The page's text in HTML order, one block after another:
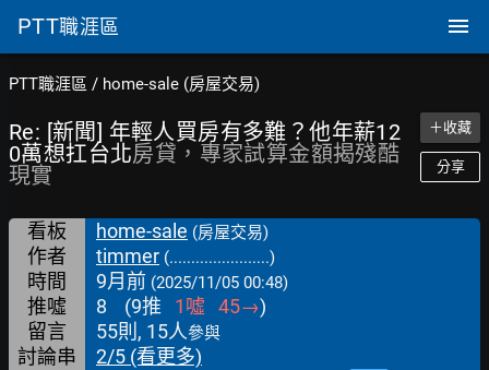
PTT職涯區
PTT職涯區 / home-sale (房屋交易)
Re: [新聞] 年輕人買房有多難？他年薪12
0萬想扛台北房貸，專家試算金額揭殘酷
現實
＋收藏
分享
看板 home-sale (房屋交易)
作者 timmer (.......................)
時間 9月前 (2025/11/05 00:48)
推噓 8 (9推 1噓 45→)
留言
55則, 15人參與
討論串 2/5 (看更多)